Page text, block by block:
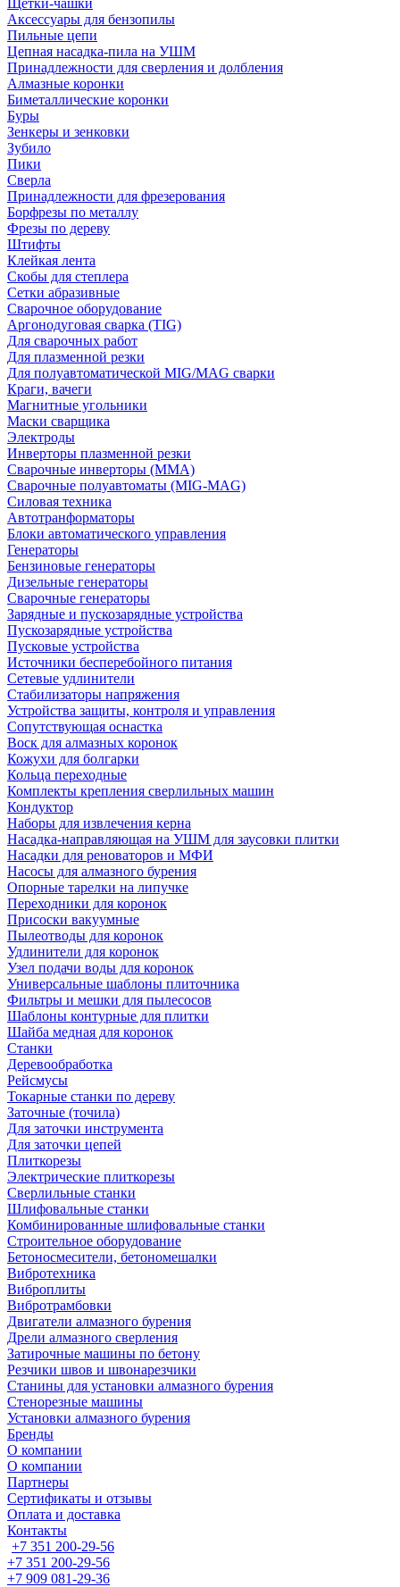
Щетки-чашки
Аксессуары для бензопилы
Пильные цепи
Цепная насадка-пила на УШМ
Принадлежности для сверления и долбления
Алмазные коронки
Биметаллические коронки
Буры
Зенкеры и зенковки
Зубило
Пики
Сверла
Принадлежности для фрезерования
Борфрезы по металлу
Фрезы по дереву
Штифты
Клейкая лента
Скобы для степлера
Сетки абразивные
Сварочное оборудование
Аргонодуговая сварка (TIG)
Для сварочных работ
Для плазменной резки
Для полуавтоматической MIG/MAG сварки
Краги, вачеги
Магнитные угольники
Маски сварщика
Электроды
Инверторы плазменной резки
Сварочные инверторы (MMA)
Сварочные полуавтоматы (MIG-MAG)
Силовая техника
Автотранформаторы
Блоки автоматического управления
Генераторы
Бензиновые генераторы
Дизельные генераторы
Сварочные генераторы
Зарядные и пускозарядные устройства
Пускозарядные устройства
Пусковые устройства
Источники бесперебойного питания
Сетевые удлинители
Стабилизаторы напряжения
Устройства защиты, контроля и управления
Сопутствующая оснастка
Воск для алмазных коронок
Кожухи для болгарки
Кольца переходные
Комплекты крепления сверлильных машин
Кондуктор
Наборы для извлечения керна
Насадка-направляющая на УШМ для заусовки плитки
Насадки для реноваторов и МФИ
Насосы для алмазного бурения
Опорные тарелки на липучке
Переходники для коронок
Присоски вакуумные
Пылеотводы для коронок
Удлинители для коронок
Узел подачи воды для коронок
Универсальные шаблоны плиточника
Фильтры и мешки для пылесосов
Шаблоны контурные для плитки
Шайба медная для коронок
Станки
Деревообработка
Рейсмусы
Токарные станки по дереву
Заточные (точила)
Для заточки инструмента
Для заточки цепей
Плиткорезы
Электрические плиткорезы
Сверлильные станки
Шлифовальные станки
Комбинированные шлифовальные станки
Строительное оборудование
Бетоносмесители, бетономешалки
Вибротехника
Виброплиты
Вибротрамбовки
Двигатели алмазного бурения
Дрели алмазного сверления
Затирочные машины по бетону
Резчики швов и швонарезчики
Станины для установки алмазного бурения
Стенорезные машины
Установки алмазного бурения
Бренды
О компании
О компании
Партнеры
Cертификаты и отзывы
Оплата и доставка
Контакты
+7 351 200-29-56
+7 351 200-29-56
+7 909 081-29-36